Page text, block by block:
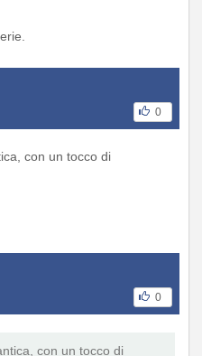
0
con un tocco di
0
con un tocco di